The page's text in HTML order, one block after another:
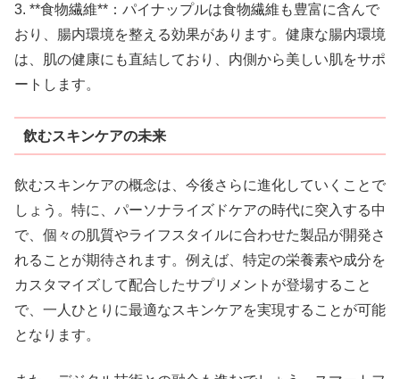
3. **食物繊維**：パイナップルは食物繊維も豊富に含んで
おり、腸内環境を整える効果があります。健康な腸内環境
は、肌の健康にも直結しており、内側から美しい肌をサポ
ートします。
飲むスキンケアの未来
飲むスキンケアの概念は、今後さらに進化していくことで
しょう。特に、パーソナライズドケアの時代に突入する中
で、個々の肌質やライフスタイルに合わせた製品が開発さ
れることが期待されます。例えば、特定の栄養素や成分を
カスタマイズして配合したサプリメントが登場すること
で、一人ひとりに最適なスキンケアを実現することが可能
となります。